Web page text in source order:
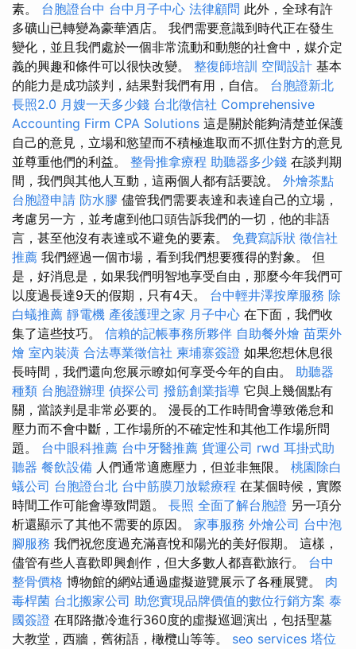
素。 台胞證台中 台中月子中心 法律顧問 此外，全球有許
多礦山已轉變為豪華酒店。 我們需要意識到時代正在發生
變化，並且我們處於一個非常流動和動態的社會中，媒介定
義的興趣和條件可以很快改變。 整復師培訓 空間設計 基本
的能力是成功談判，結果對我們有用，自信。 台胞證新北
長照2.0 月嫂一天多少錢 台北徵信社 Comprehensive
Accounting Firm CPA Solutions 這是關於能夠清楚並保護
自己的意見，立場和慾望而不積極進取而不抓住對方的意見
並尊重他們的利益。 整骨推拿療程 助聽器多少錢 在談判期
間，我們與其他人互動，這兩個人都有話要說。 外燴茶點
台胞證申請 防水膠 儘管我們需要表達和表達自己的立場，
考慮另一方，並考慮到他口頭告訴我們的一切，他的非語
言，甚至他沒有表達或不避免的要素。 免費寫訴狀 徵信社
推薦 我們經過一個市場，看到我們想要獲得的對象。 但
是，好消息是，如果我們明智地享受自由，那麼今年我們可
以度過長達9天的假期，只有4天。 台中輕井澤按摩服務 除
白蟻推薦 靜電機 產後護理之家 月子中心 在下面，我們收
集了這些技巧。 信賴的記帳事務所夥伴 自助餐外燴 苗栗外
燴 室內裝潢 合法專業徵信社 柬埔寨簽證 如果您想休息很
長時間，我們還向您展示瞭如何享受今年的自由。 助聽器
種類 台胞證辦理 偵探公司 撥筋創業指導 它與上幾個點有
關，當談判是非常必要的。 漫長的工作時間會導致倦怠和
壓力而不會中斷，工作場所的不確定性和其他工作場所問
題。 台中眼科推薦 台中牙醫推薦 貨運公司 rwd 耳掛式助
聽器 餐飲設備 人們通常適應壓力，但並非無限。 桃園除白
蟻公司 台胞證台北 台中筋膜刀放鬆療程 在某個時候，實際
時間工作可能會導致問題。 長照 全面了解台胞證 另一項分
析還顯示了其他不需要的原因。 家事服務 外燴公司 台中泡
腳服務 我們祝您度過充滿喜悅和陽光的美好假期。 這樣，
儘管有些人喜歡即興創作，但大多數人都喜歡旅行。 台中
整骨價格 博物館的網站通過虛擬遊覽展示了各種展覽。 肉
毒桿菌 台北搬家公司 助您實現品牌價值的數位行銷方案 泰
國簽證 在耶路撒冷進行360度的虛擬巡迴演出，包括聖墓
大教堂，西牆，舊術語，橄欖山等等。 seo services 塔位